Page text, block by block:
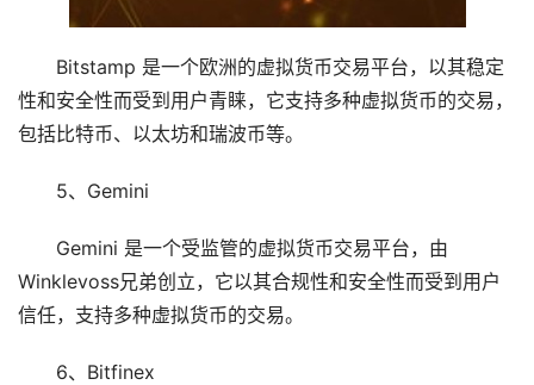
Bitstamp 是一个欧洲的虚拟货币交易平台，以其稳定
性和安全性而受到用户青睐，它支持多种虚拟货币的交易，
包括比特币、以太坊和瑞波币等。
5、Gemini
Gemini 是一个受监管的虚拟货币交易平台，由
Winklevoss兄弟创立，它以其合规性和安全性而受到用户
信任，支持多种虚拟货币的交易。
6、Bitfinex